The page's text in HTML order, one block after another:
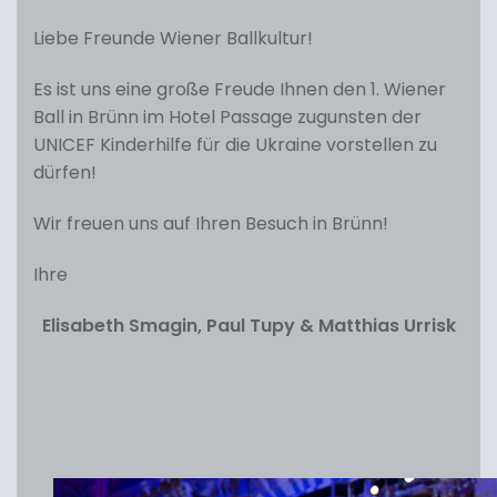
Liebe Freunde Wiener Ballkultur!
Es ist uns eine große Freude Ihnen den 1. Wiener
Ball in Brünn im Hotel Passage zugunsten der
UNICEF Kinderhilfe für die Ukraine vorstellen zu
dürfen!
Wir freuen uns auf Ihren Besuch in Brünn!
Ihre
Elisabeth Smagin, Paul Tupy & Matthias Urrisk